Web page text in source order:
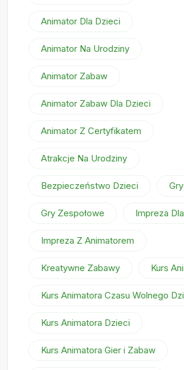
Animator Dla Dzieci
Animator Na Urodziny
Animator Zabaw
Animator Zabaw Dla Dzieci
Animator Z Certyfikatem
Atrakcje Na Urodziny
Bezpieczeństwo Dzieci
Gry Zespołowe Impreza
Impreza Z Animatorem
Kreatywne Zabawy Kurs
Kurs Animatora Czasu Wolnego
Kurs Animatora Dzieci
Kurs Animatora Gier i Zabaw